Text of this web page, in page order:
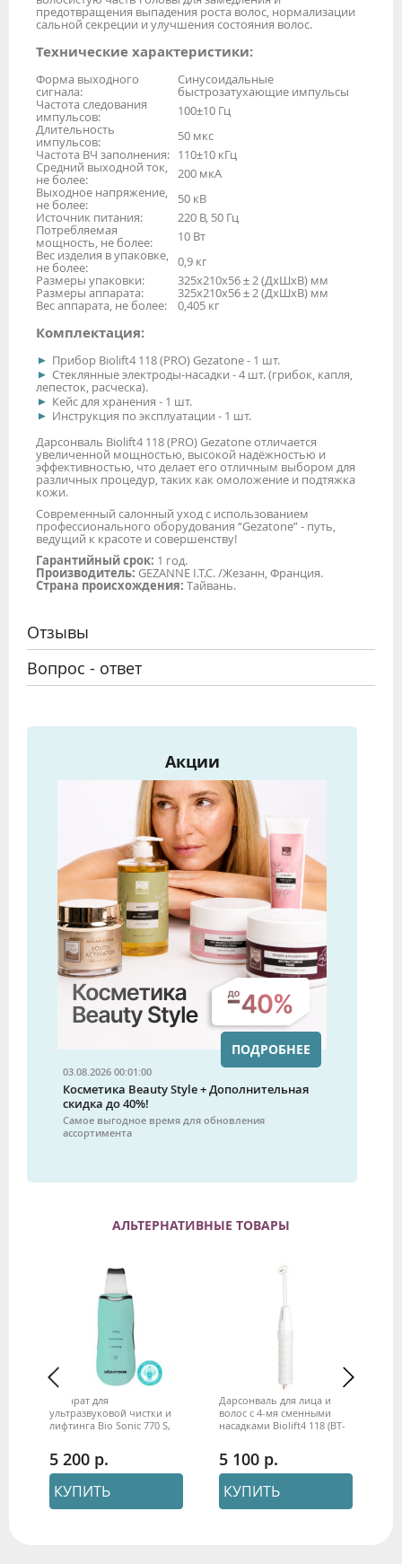
предотвращения выпадения роста волос, нормализации
сальной секреции и улучшения состояния волос.
Технические характеристики:
Форма выходного
сигнала:
Синусоидальные
быстрозатухающие импульсы
Частота следования
импульсов:
100±10 Гц
Длительность
импульсов:
50 мкс
Частота ВЧ заполнения: 110±10 кГц
Средний выходной ток,
не более:
200 мкА
Выходное напряжение,
не более:
50 кВ
Источник питания:
220 В, 50 Гц
Потребляемая
мощность, не более:
10 Вт
Вес изделия в упаковке,
не более:
0,9 кг
Размеры упаковки:
325х210х56 ± 2 (ДхШхВ) мм
Размеры аппарата: 325х210х56 ± 2 (ДхШхВ) мм
Вес аппарата, не более: 0,405 кг
Комплектация:
Прибор Biolift4 118 (PRO) Gezatone - 1 шт.
Стеклянные электроды-насадки - 4 шт. (грибок, капля,
лепесток, расческа).
Кейс для хранения - 1 шт.
Инструкция по эксплуатации - 1 шт.
Дарсонваль Biolift4 118 (PRO) Gezatone отличается
увеличенной мощностью, высокой надёжностью и
эффективностью, что делает его отличным выбором для
различных процедур, таких как омоложение и подтяжка
кожи.
Современный салонный уход с использованием
профессионального оборудования “Gezatone” - путь,
ведущий к красоте и совершенству!
Гарантийный срок: 1 год.
Производитель: GEZANNE I.T.C. /Жезанн, Франция.
Страна происхождения: Тайвань.
Отзывы
Вопрос - ответ
Акции
03.08.2026 00:01:00
Косметика Beauty Style + Дополнительная
скидка до 40%!
Самое выгодное время для обновления
ассортимента
ПОДРОБНЕЕ
АЛЬТЕРНАТИВНЫЕ ТОВАРЫ
Аппарат для
ультразвуковой чистки и
лифтинга Bio Sonic 770 S,
5 200
КУПИТЬ
Дарсонваль для лица и
волос с 4-мя сменными
насадками Biolift4 118 (BT-
5 100
КУПИТЬ